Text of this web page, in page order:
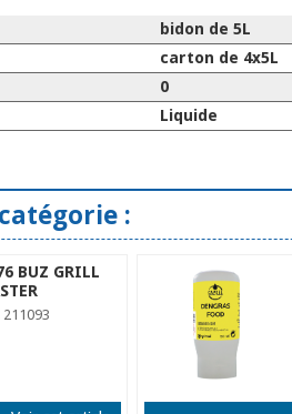
bidon de 5L
carton de 4x5L
0
Liquide
:
BUZ GRILL
211093